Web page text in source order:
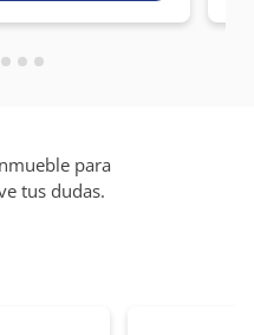
para
tus dudas.